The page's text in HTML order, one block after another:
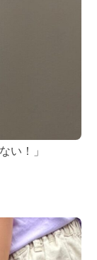
い！」